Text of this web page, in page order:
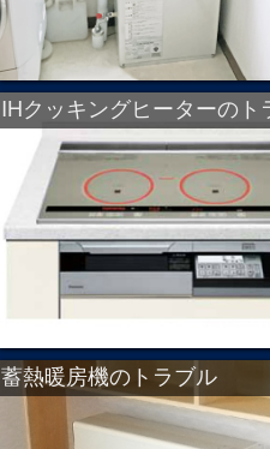
IHクッキングヒーターのト
蓄熱暖房機のトラブル